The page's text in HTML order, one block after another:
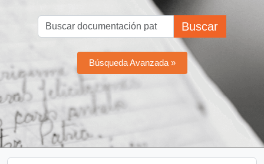
Buscar
Búsqueda Avanzada »